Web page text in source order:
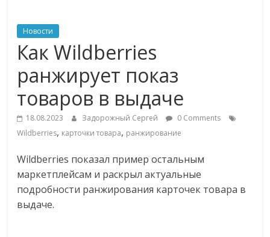
ритейле,
логистике,
технологиях,
соцсетях
об
онлайн-
торговле,
сервисах
Новости
Как Wildberries
ранжирует показ
товаров в выдаче
18.08.2023 Задорожный Сергей
0 Comments
Wildberries, карточки товара, ранжирование
Wildberries показал пример остальным
маркетплейсам и раскрыл актуальные
подробности ранжирования карточек товара в
выдаче.